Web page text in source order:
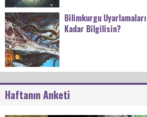
Bilimkurgu
Kadar Bilgilisin?
Haftanın Anketi